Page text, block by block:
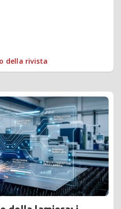
della rivista